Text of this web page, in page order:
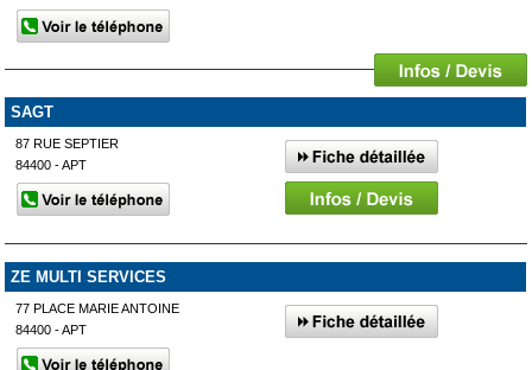
SAGT
87 RUE SEPTIER
84400 - APT
ZE MULTI SERVICES
77 PLACE MARIE ANTOINE
84400 - APT